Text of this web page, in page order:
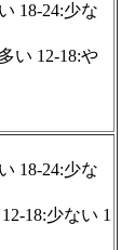
18-24:少な
い 12-18:や
18-24:少な
18:少ない 1